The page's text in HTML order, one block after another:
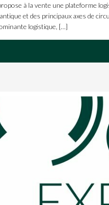
à la vente une plateforme
et des principaux axes de
logistique, […]